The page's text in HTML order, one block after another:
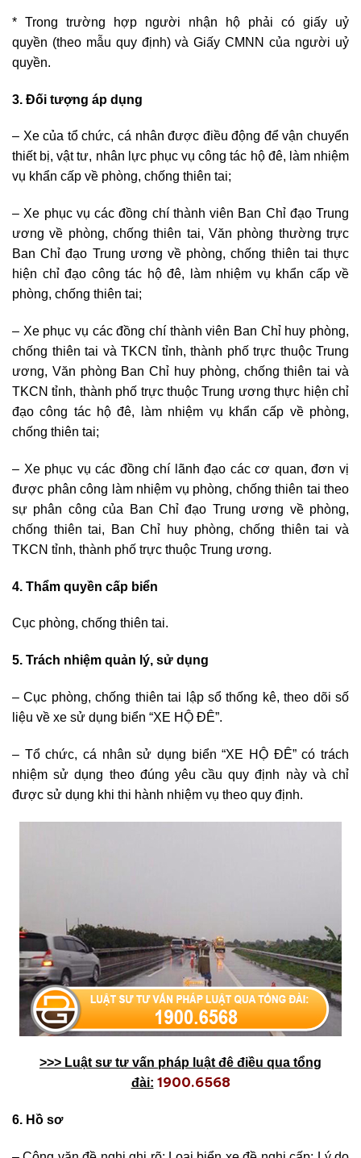
* Trong trường hợp người nhận hộ phải có giấy uỷ
quyền (theo mẫu quy định) và Giấy CMNN của người uỷ
quyền.
3. Đối tượng áp dụng
– Xe của tổ chức, cá nhân được điều động để vận chuyển
thiết bị, vật tư, nhân lực phục vụ công tác hộ đê, làm nhiệm
vụ khẩn cấp về phòng, chống thiên tai;
– Xe phục vụ các đồng chí thành viên Ban Chỉ đạo Trung
ương về phòng, chống thiên tai, Văn phòng thường trực
Ban Chỉ đạo Trung ương về phòng, chống thiên tai thực
hiện chỉ đạo công tác hộ đê, làm nhiệm vụ khẩn cấp về
phòng, chống thiên tai;
– Xe phục vụ các đồng chí thành viên Ban Chỉ huy phòng,
chống thiên tai và TKCN tỉnh, thành phố trực thuộc Trung
ương, Văn phòng Ban Chỉ huy phòng, chống thiên tai và
TKCN tỉnh, thành phố trực thuộc Trung ương thực hiện chỉ
đạo công tác hộ đê, làm nhiệm vụ khẩn cấp về phòng,
chống thiên tai;
– Xe phục vụ các đồng chí lãnh đạo các cơ quan, đơn vị
được phân công làm nhiệm vụ phòng, chống thiên tai theo
sự phân công của Ban Chỉ đạo Trung ương về phòng,
chống thiên tai, Ban Chỉ huy phòng, chống thiên tai và
TKCN tỉnh, thành phố trực thuộc Trung ương.
4. Thẩm quyền cấp biển
Cục phòng, chống thiên tai.
5. Trách nhiệm quản lý, sử dụng
– Cục phòng, chống thiên tai lập sổ thống kê, theo dõi số
liệu về xe sử dụng biển “XE HỘ ĐÊ”.
– Tổ chức, cá nhân sử dụng biển “XE HỘ ĐÊ” có trách
nhiệm sử dụng theo đúng yêu cầu quy định này và chỉ
được sử dụng khi thi hành nhiệm vụ theo quy định.
>>> Luật sư tư vấn pháp luật đê điều qua tổng
đài: 1900.6568
6. Hồ sơ